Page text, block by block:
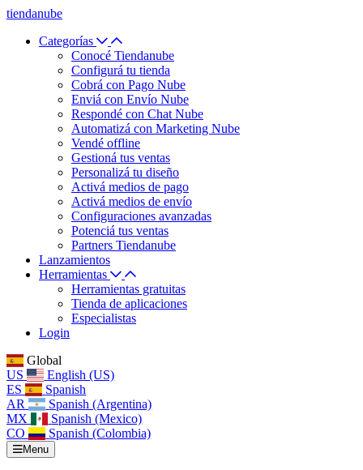
tiendanube
Categorías
Conocé Tiendanube
Configurá tu tienda
Cobrá con Pago Nube
Enviá con Envío Nube
Respondé con Chat Nube
Automatizá con Marketing Nube
Vendé offline
Gestioná tus ventas
Personalizá tu diseño
Activá medios de pago
Activá medios de envío
Configuraciones avanzadas
Potenciá tus ventas
Partners Tiendanube
Lanzamientos
Herramientas
Herramientas gratuitas
Tienda de aplicaciones
Especialistas
Login
Global
US
English (US)
ES
Spanish
AR
Spanish (Argentina)
MX
Spanish (Mexico)
CO
Spanish (Colombia)
Menu